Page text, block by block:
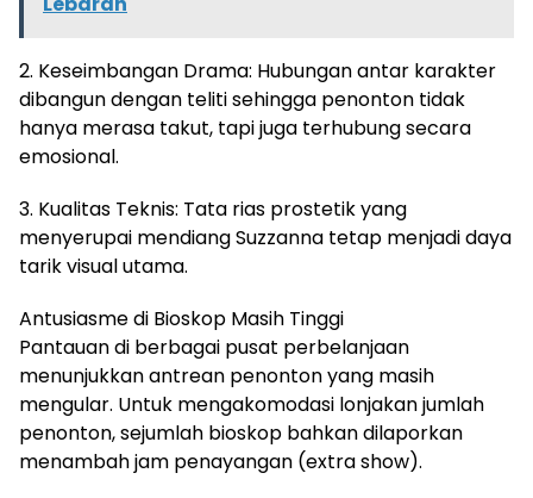
2. Keseimbangan Drama: Hubungan antar karakter
dibangun dengan teliti sehingga penonton tidak
hanya merasa takut, tapi juga terhubung secara
emosional.
3. Kualitas Teknis: Tata rias prostetik yang
menyerupai mendiang Suzzanna tetap menjadi daya
tarik visual utama.
Antusiasme di Bioskop Masih Tinggi
Pantauan di berbagai pusat perbelanjaan
menunjukkan antrean penonton yang masih
mengular. Untuk mengakomodasi lonjakan jumlah
penonton, sejumlah bioskop bahkan dilaporkan
menambah jam penayangan (extra show).